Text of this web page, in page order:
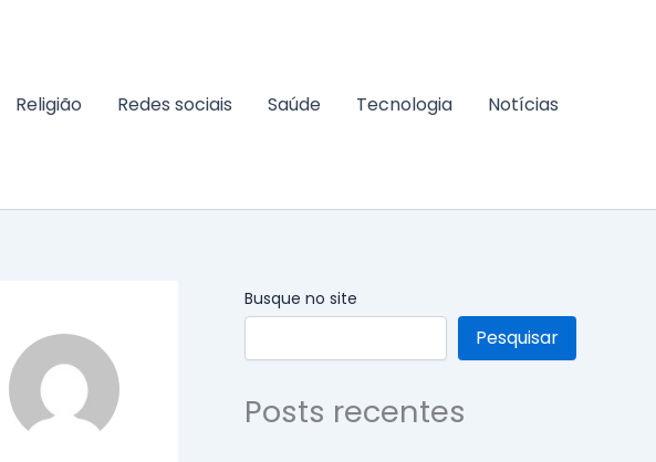
Religião Redes sociais Saúde Tecnologia Notícias
Busque no site
Pesquisar
Posts recentes